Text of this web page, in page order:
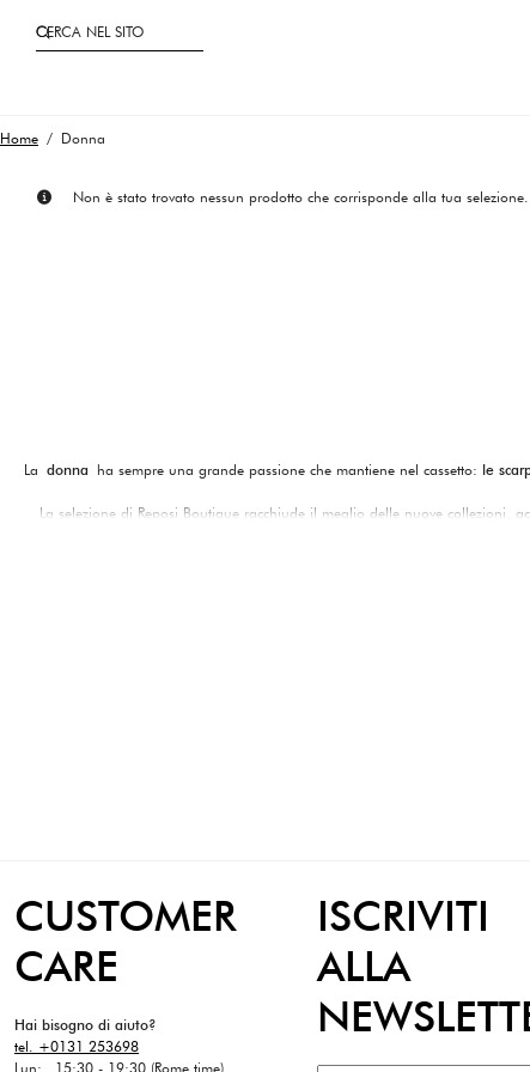
CERCA NEL SITO
Home / Donna
Non è stato trovato nessun prodotto che corrisponde alla tua selezione.
La donna ha sempre una grande passione che mantiene nel cassetto: le
La selezione di Reposi Boutique racchiude il meglio delle nuove collezioni,
CUSTOMER
CARE
Hai bisogno di aiuto?
tel. +0131 253698
Lun: 15:30 - 19:30 (Rome time)
ISCRIVITI
ALLA